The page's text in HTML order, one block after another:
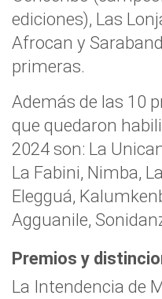
ediciones), Las
Afrocan y
primeras.
Además de las 10
que quedaron
2024 son: La
La Fabini, Nimba,
Elegguá,
Agguanile,
Premios y
La Intendencia de